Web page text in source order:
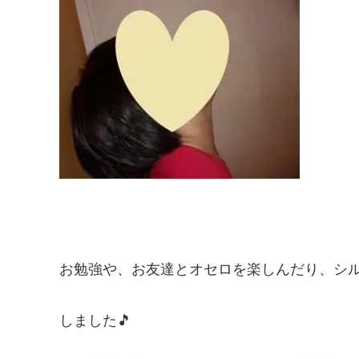
お勉強や、お友達とオセロを楽しんだり、シ
しました🎵